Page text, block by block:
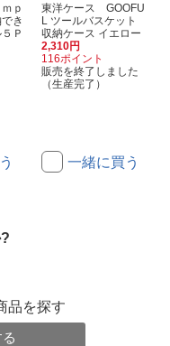
ｐ
き
Ｐ
東洋ケース GOOFU
L ツールバスケット
収納ケース イエロー
2,310円
116ポイント
販売を終了しました
（生産完了）
一緒に買う
品を探す